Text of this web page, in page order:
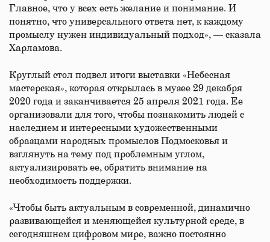
Главное, что у всех есть желание и понимание. И
понятно, что универсального ответа нет, к каждому
промыслу нужен индивидуальный подход», — сказала
Харламова.
Круглый стол подвел итоги выставки «Небесная
мастерская», которая открылась в музее 29 декабря
2020 года и заканчивается 25 апреля 2021 года. Ее
организовали для того, чтобы познакомить людей с
наследием и интересными художественными
образцами народных промыслов Подмосковья и
взглянуть на тему под проблемным углом,
актуализировать ее, обратить внимание на
необходимость поддержки.
«Чтобы быть актуальным в современной, динамично
развивающейся и меняющейся культурной среде, в
сегодняшнем цифровом мире, важно постоянно